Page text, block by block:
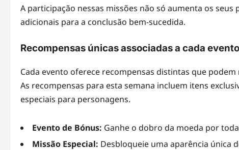
A participação nessas missões não só aumenta os
adicionais para a conclusão bem-sucedida.
Recompensas únicas associadas a cada evento
Cada evento oferece recompensas distintas que
As recompensas para esta semana incluem itens
especiais para personagens.
Evento de Bónus: Ganhe o dobro da moeda por
Missão Especial: Desbloqueie uma aparência única